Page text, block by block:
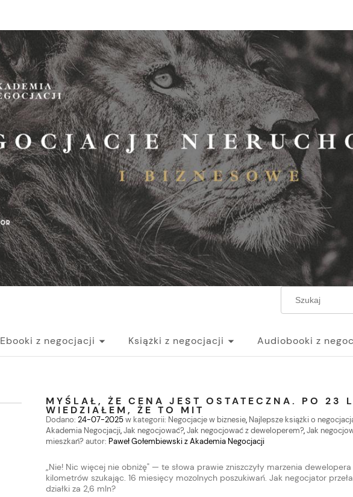
Ebooki z negocjacji Książki z negocjacji Audiobooki z
MYŚLAŁ, ŻE CENA JEST OSTATECZNA. PO 23
WIEDZIAŁEM, ŻE TO MIT
Dodano: 24-07-2025w kategorii: Negocjacje w biznesie, Najlepsze książki o
Akademia Negocjacji,Jak negocjować?,Jak negocjować z deweloperem?,Jak
mieszkań? autor: Paweł Gołembiewski z Akademia Negocjacji
„Nie! Nic więcej nie obniżę" — te słowa prawie zniszczyły marzenia
kilometrów szukając. 16 miesięcy mozolnych poszukiwań. Jak negocjator
działki za 2,6 mln?